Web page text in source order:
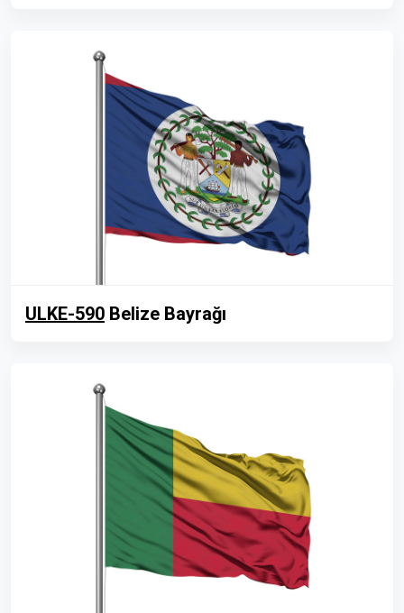
ULKE-590 Belize Bayrağı